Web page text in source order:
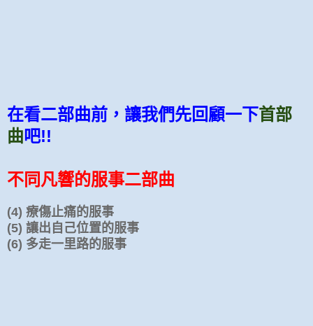
在看二部曲前，讓我們先回顧一下首部
曲吧!!
不同凡響的服事二部曲
(4) 療傷止痛的服事
(5) 讓出自己位置的服事
(6) 多走一里路的服事